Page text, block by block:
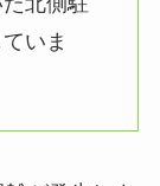
いま